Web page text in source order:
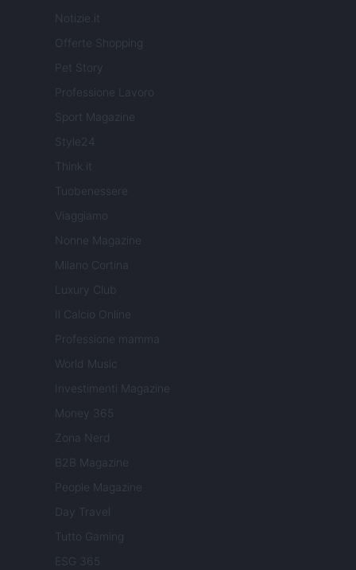
Notizie.it
Offerte Shopping
Pet Story
Professione Lavoro
Sport Magazine
Style24
Think.it
Tuobenessere
Viaggiamo
Nonne Magazine
Milano Cortina
Luxury Club
Il Calcio Online
Professione mamma
World Music
Investimenti Magazine
Money 365
Zona Nerd
B2B Magazine
People Magazine
Day Travel
Tutto Gaming
ESG 365